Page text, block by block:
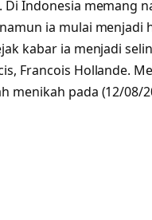
Di Indonesia memang
ia mulai menjadi
kabar ia menjadi
Francois Hollande.
menikah pada (12/08/